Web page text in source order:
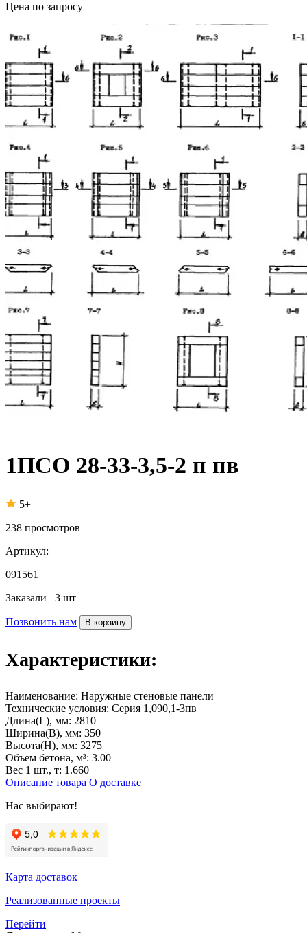
Цена по запросу
1ПСО 28-33-3,5-2 п пв
5+
238 просмотров
Артикул:
091561
Заказали 3 шт
Позвонить нам В корзину
Характеристики:
Наименование: Наружные стеновые панели
Технические условия: Серия 1,090,1-3пв
Длина(L), мм: 2810
Ширина(B), мм: 350
Высота(H), мм: 3275
Объем бетона, м³: 3.00
Вес 1 шт., т: 1.660
Описание товара О доставке
Нас выбирают!
Карта доставок
Реализованные проекты
Перейти